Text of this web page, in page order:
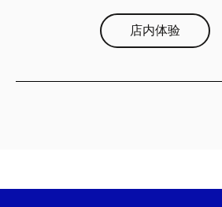
店内体验